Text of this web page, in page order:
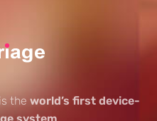
is the world’s first device-